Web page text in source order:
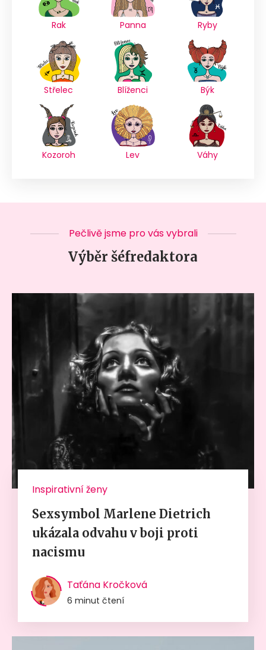
Rak Panna Ryby
Střelec Blíženci Býk
Kozoroh Lev Váhy
Pečlivě jsme pro vás vybrali
Výběr šéfredaktora
Inspirativní ženy
Sexsymbol Marlene Dietrich
ukázala odvahu v boji proti
nacismu
Taťána Kročková
6 minut čtení